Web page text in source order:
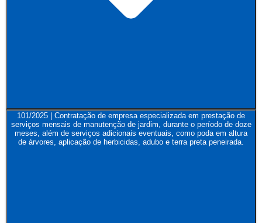
101/2025 | Contratação de empresa especializada em prestação de
serviços mensais de manutenção de jardim, durante o período de doze
meses, além de serviços adicionais eventuais, como poda em altura
de árvores, aplicação de herbicidas, adubo e terra preta peneirada.